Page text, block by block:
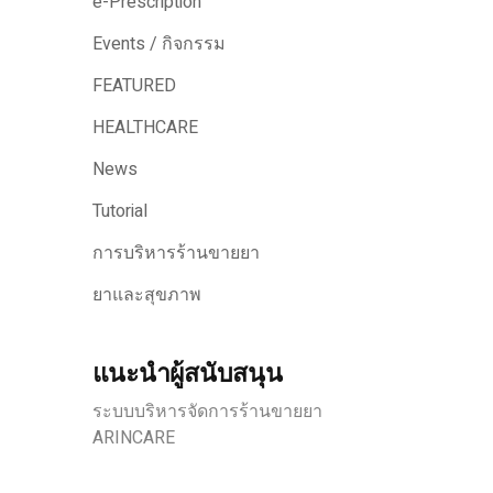
Events / กิจกรรม
FEATURED
HEALTHCARE
News
Tutorial
การบริหารร้านขายยา
ยาและสุขภาพ
แนะนำผู้สนับสนุน
ระบบบริหารจัดการร้านขายยา
ARINCARE